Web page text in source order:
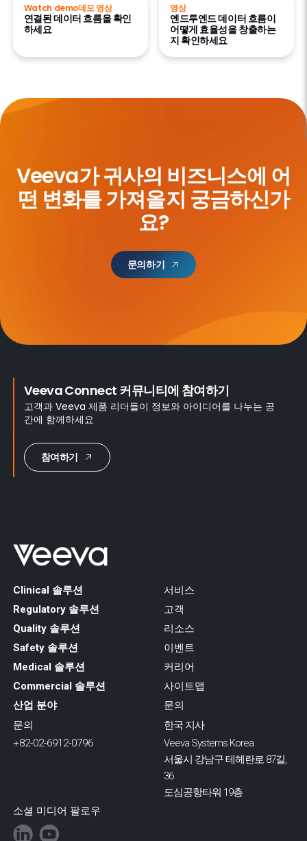
Watch demo데모 영상
연결된 데이터 흐름을 확인
하세요
영상
엔드투엔드 데이터 흐름이
어떻게 효율성을 창출하는
지 확인하세요
Veeva가 귀사의 비즈니스에 어
떤 변화를 가져올지 궁금하신가
요?
문의하기
Veeva Connect 커뮤니티에 참여하기
고객과 Veeva 제품 리더들이 정보와 아이디어를 나누는 공
간에 함께하세요
참여하기
Clinical 솔루션
Regulatory 솔루션
Quality 솔루션
Safety 솔루션
Medical 솔루션
Commercial 솔루션
산업 분야
서비스
고객
리소스
이벤트
커리어
사이트맵
문의
문의
+82-02-6912-0796
한국 지사
Veeva Systems Korea
서울시 강남구 테헤란로 87길,
36
도심공항타워 19층
소셜 미디어 팔로우